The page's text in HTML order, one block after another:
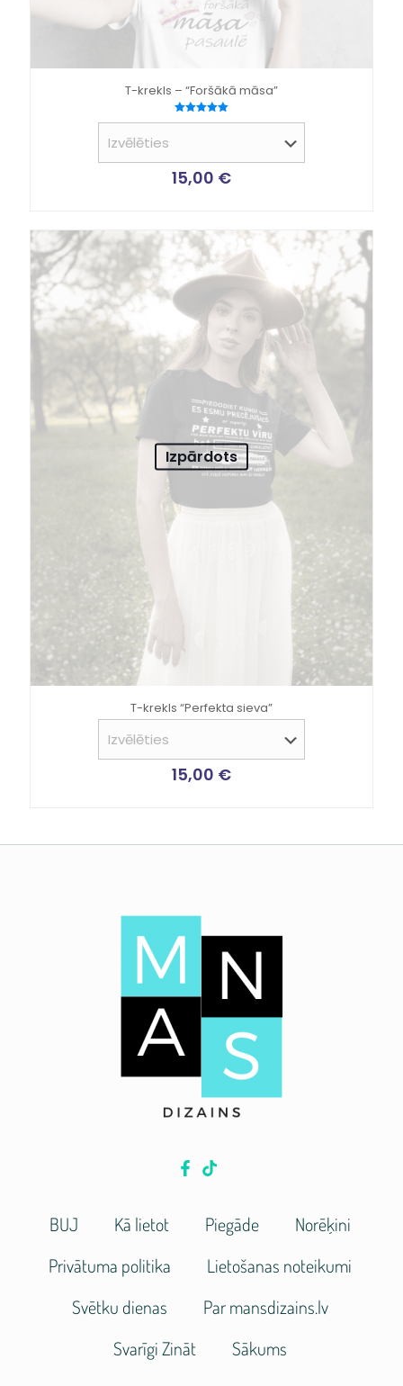
T-krekls – “Foršākā māsa”
Novērtēts
15,00 €
Izpārdots
T-krekls “Perfekta sieva”
15,00 €
BUJ Kā lietot Piegāde
Norēķini
Privātuma politika
Lietošanas noteikumi
Svētku dienas
Par mansdizains.lv
Svarīgi Zināt
Sākums